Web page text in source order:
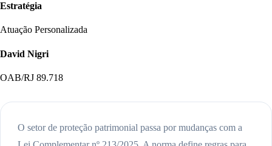
Estratégia
Atuação Personalizada
David Nigri
OAB/RJ 89.718
O setor de proteção patrimonial passa por mudanças com a